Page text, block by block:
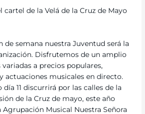
cartel de la Velá de la Cruz de Mayo
de semana nuestra Juventud será la
Disfrutemos de un amplio
a precios populares,
actuaciones musicales en directo.
día 11 discurrirá por las calles de la
de la Cruz de mayo, este año
Agrupación Musical Nuestra Señora